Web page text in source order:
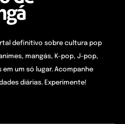
definitivo sobre cultura pop
mangás, K-pop, J-pop,
um só lugar. Acompanhe
diárias. Experimente!